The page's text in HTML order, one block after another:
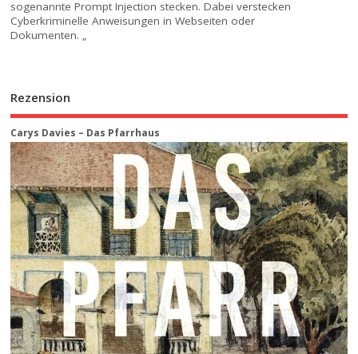
sogenannte Prompt Injection stecken. Dabei verstecken
Cyberkriminelle Anweisungen in Webseiten oder
Dokumenten. „
Rezension
Carys Davies – Das Pfarrhaus